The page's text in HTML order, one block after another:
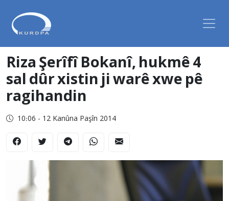
Riza Şerîfî Bokanî, hukmê 4
sal dûr xistin ji warê xwe pê
ragihandin
10:06 - 12 Kanûna Paşîn 2014